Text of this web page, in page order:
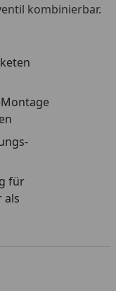
kombinierbar.
Montage
für
als